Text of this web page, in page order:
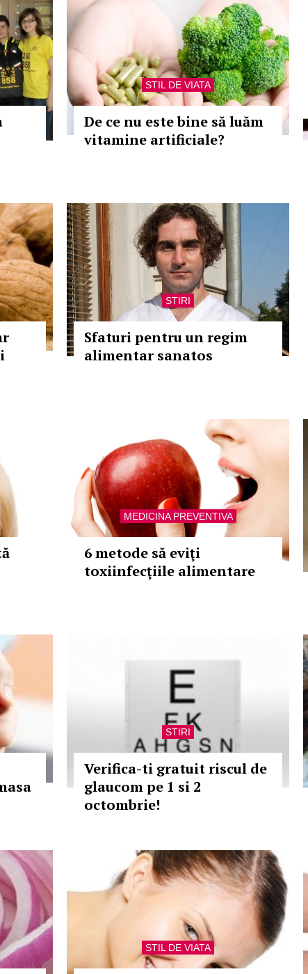
STIL DE VIATA
De ce nu este bine să luăm
vitamine artificiale?
STIRI
Sfaturi pentru un regim
alimentar sanatos
MEDICINA PREVENTIVA
6 metode să eviţi
toxiinfecţiile alimentare
STIRI
Verifica-ti gratuit riscul de
glaucom pe 1 si 2
octombrie!
STIL DE VIATA